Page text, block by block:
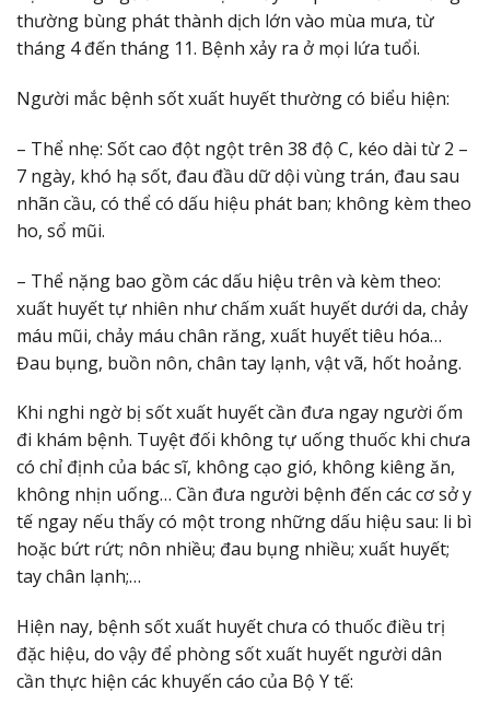
thường bùng phát thành dịch lớn vào mùa mưa, từ
tháng 4 đến tháng 11. Bệnh xảy ra ở mọi lứa tuổi.
Người mắc bệnh sốt xuất huyết thường có biểu hiện:
– Thể nhẹ: Sốt cao đột ngột trên 38 độ C, kéo dài từ 2 –
7 ngày, khó hạ sốt, đau đầu dữ dội vùng trán, đau sau
nhãn cầu, có thể có dấu hiệu phát ban; không kèm theo
ho, sổ mũi.
– Thể nặng bao gồm các dấu hiệu trên và kèm theo:
xuất huyết tự nhiên như chấm xuất huyết dưới da, chảy
máu mũi, chảy máu chân răng, xuất huyết tiêu hóa…
Đau bụng, buồn nôn, chân tay lạnh, vật vã, hốt hoảng.
Khi nghi ngờ bị sốt xuất huyết cần đưa ngay người ốm
đi khám bệnh. Tuyệt đối không tự uống thuốc khi chưa
có chỉ định của bác sĩ, không cạo gió, không kiêng ăn,
không nhịn uống… Cần đưa người bệnh đến các cơ sở y
tế ngay nếu thấy có một trong những dấu hiệu sau: li bì
hoặc bứt rứt; nôn nhiều; đau bụng nhiều; xuất huyết;
tay chân lạnh;…
Hiện nay, bệnh sốt xuất huyết chưa có thuốc điều trị
đặc hiệu, do vậy để phòng sốt xuất huyết người dân
cần thực hiện các khuyến cáo của Bộ Y tế: